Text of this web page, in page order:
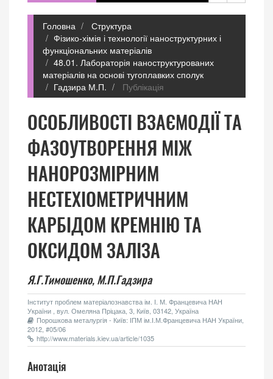
Головна
Структура
Фізико-хімія і технології наноструктурних і
функціональних матеріалів
48.01. Лабораторія наноструктурованих
матеріалів на основі тугоплавких сполук
Гадзира М.П.
Публікація
ОСОБЛИВОСТI ВЗАЄМОДIЇ ТА
ФАЗОУТВОРЕННЯ МIЖ
НАНОРОЗМIРНИМ
НЕСТЕХIОМЕТРИЧНИМ
КАРБІДОМ КРЕМНІЮ ТА
ОКСИДОМ ЗАЛIЗА
Я.Г.Тимошенко, М.П.Гадзира
Інститут проблем матеріалознавства ім. І. М. Францевича НАН
України , вул. Омеляна Пріцака, 3, Київ, 03142, Україна
Порошкова металургія - Київ: ІПМ ім.І.М.Францевича НАН України,
2012, #05/06
http://www.materials.kiev.ua/article/1035
Анотація